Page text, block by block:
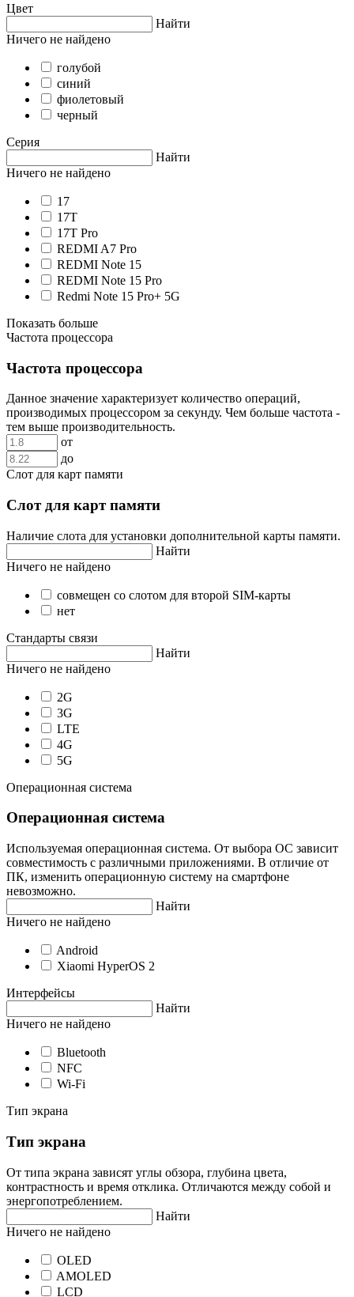
Цвет
Найти
Ничего не найдено
голубой
синий
фиолетовый
черный
Серия
Найти
Ничего не найдено
17
17T
17T Pro
REDMI A7 Pro
REDMI Note 15
REDMI Note 15 Pro
Redmi Note 15 Pro+ 5G
Показать больше
Частота процессора
Частота процессора
Данное значение характеризует количество операций,
производимых процессором за секунду. Чем больше частота -
тем выше производительность.
от
до
Слот для карт памяти
Слот для карт памяти
Наличие слота для установки дополнительной карты памяти.
Найти
Ничего не найдено
совмещен со слотом для второй SIM-карты
нет
Стандарты связи
Найти
Ничего не найдено
2G
3G
LTE
4G
5G
Операционная система
Операционная система
Используемая операционная система. От выбора ОС зависит
совместимость с различными приложениями. В отличие от
ПК, изменить операционную систему на смартфоне
невозможно.
Найти
Ничего не найдено
Android
Xiaomi HyperOS 2
Интерфейсы
Найти
Ничего не найдено
Bluetooth
NFC
Wi-Fi
Тип экрана
Тип экрана
От типа экрана зависят углы обзора, глубина цвета,
контрастность и время отклика. Отличаются между собой и
энергопотреблением.
Найти
Ничего не найдено
OLED
AMOLED
LCD